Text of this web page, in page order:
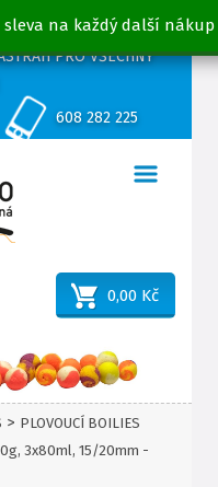
na každý další nákup
PRO VŠECHNY
608 282 225
0,00 Kč
> PLOVOUCÍ BOILIES
3x80ml, 15/20mm -